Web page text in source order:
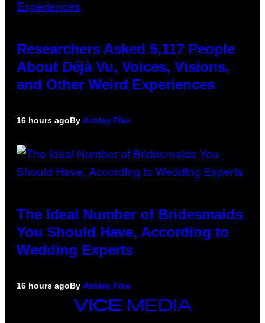
Researchers Asked 5,117 People
About Déjà Vu, Voices, Visions,
and Other Weird Experiences
16 hours agoBy Ashley Fike
The Ideal Number of Bridesmaids
You Should Have, According to
Wedding Experts
16 hours agoBy Ashley Fike
VICE
MEDIA